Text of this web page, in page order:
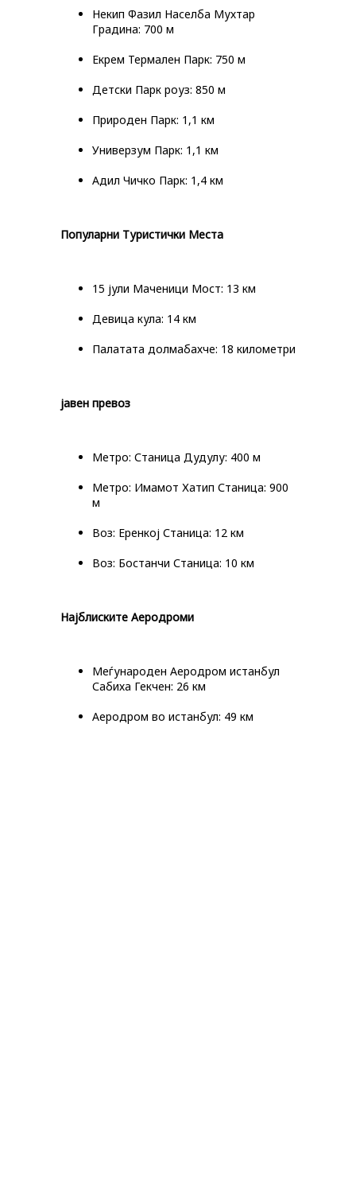
Некип Фазил Населба Мухтар
Градина: 700 м
Екрем Термален Парк: 750 м
Детски Парк роуз: 850 м
Природен Парк: 1,1 км
Универзум Парк: 1,1 км
Адил Чичко Парк: 1,4 км
Популарни Туристички Места
15 јули Маченици Мост: 13 км
Девица кула: 14 км
Палатата долмабахче: 18 километри
јавен превоз
Метро: Станица Дудулу: 400 м
Метро: Имамот Хатип Станица: 900
м
Воз: Еренкој Станица: 12 км
Воз: Бостанчи Станица: 10 км
Најблиските Аеродроми
Меѓународен Аеродром истанбул
Сабиха Гекчен: 26 км
Аеродром во истанбул: 49 км